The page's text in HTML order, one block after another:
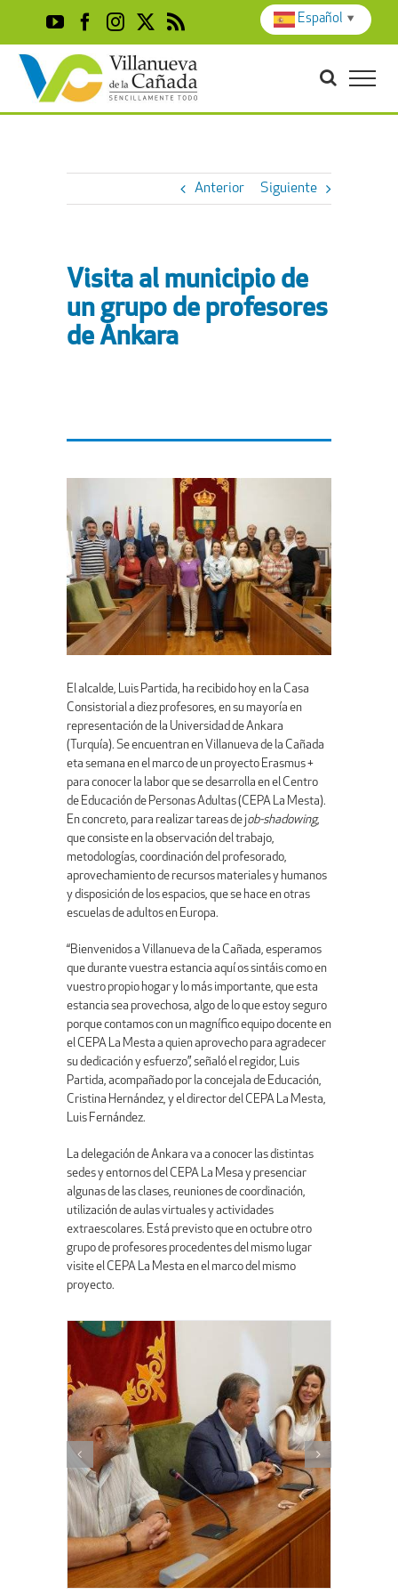
content
YouTubeFacebook
Instagram
X Rss
Anterior Siguiente
Visita al municipio de
un grupo de profesores
de Ankara
El alcalde, Luis Partida, ha recibido hoy en la Casa
Consistorial a diez profesores, en su mayoría en
representación de la Universidad de Ankara
(Turquía). Se encuentran en Villanueva de la Cañada
eta semana en el marco de un proyecto Erasmus +
para conocer la labor que se desarrolla en el Centro
de Educación de Personas Adultas (CEPA La Mesta).
En concreto, para realizar tareas de job-shadowing,
que consiste en la observación del trabajo,
metodologías, coordinación del profesorado,
aprovechamiento de recursos materiales y humanos
y disposición de los espacios, que se hace en otras
escuelas de adultos en Europa.
“Bienvenidos a Villanueva de la Cañada, esperamos
que durante vuestra estancia aquí os sintáis como en
vuestro propio hogar y lo más importante, que esta
estancia sea provechosa, algo de lo que estoy seguro
porque contamos con un magnífico equipo docente en
el CEPA La Mesta a quien aprovecho para agradecer
su dedicación y esfuerzo”, señaló el regidor, Luis
Partida, acompañado por la concejala de Educación,
Cristina Hernández, y el director del CEPA La Mesta,
Luis Fernández.
La delegación de Ankara va a conocer las distintas
sedes y entornos del CEPA La Mesa y presenciar
algunas de las clases, reuniones de coordinación,
utilización de aulas virtuales y actividades
extraescolares. Está previsto que en octubre otro
grupo de profesores procedentes del mismo lugar
visite el CEPA La Mesta en el marco del mismo
proyecto.
Español ▼